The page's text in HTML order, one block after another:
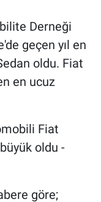
Derneği
geçen yıl en
oldu. Fiat
en ucuz
göre;